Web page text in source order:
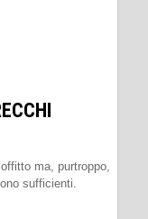
ma, purtroppo,
sufficienti.